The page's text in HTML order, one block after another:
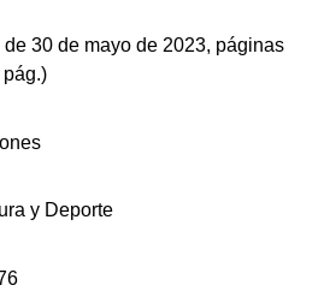
de 30 de mayo de 2023, páginas
pág.)
y Deporte